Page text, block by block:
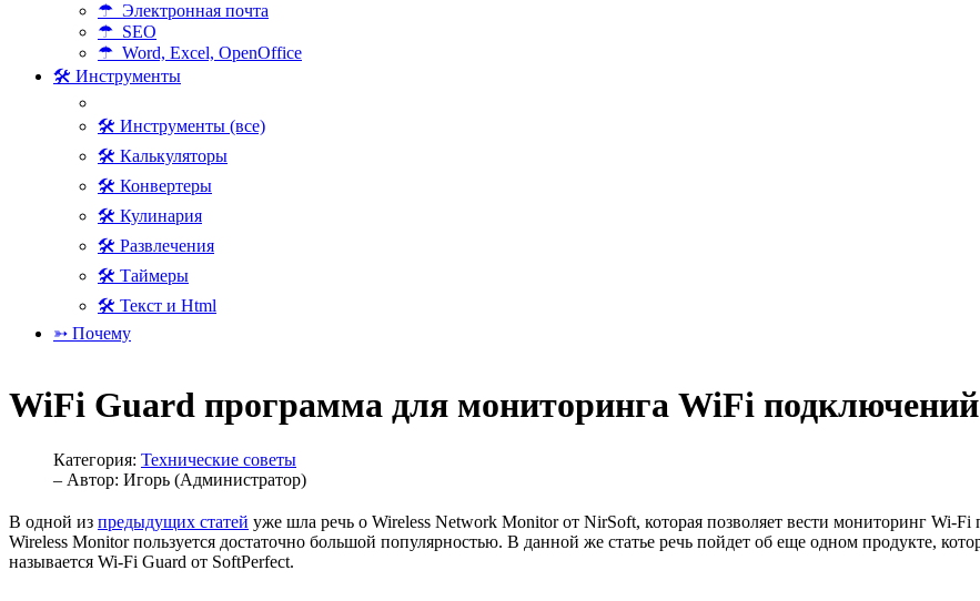
☂ Электронная почта
☂ SEO
☂ Word, Excel, OpenOffice
🛠 Инструменты
🛠 Инструменты (все)
🛠 Калькуляторы
🛠 Конвертеры
🛠 Кулинария
🛠 Развлечения
🛠 Таймеры
🛠 Текст и Html
➳ Почему
WiFi Guard программа для мониторинга WiFi подключений
Категория: Технические советы
– Автор: Игорь (Администратор)
В одной из предыдущих статей уже шла речь о Wireless Network Monitor от NirSoft, которая позволяет вести мониторинг Wi-
Wireless Monitor пользуется достаточно большой популярностью. В данной же статье речь пойдет об еще одном продукте,
называется Wi-Fi Guard от SoftPerfect.